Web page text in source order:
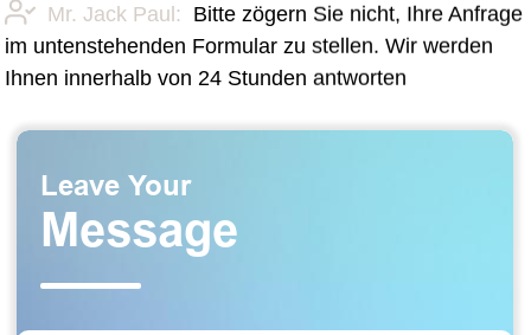
Mr. Jack Paul:
Bitte zögern Sie nicht, Ihre Anfrage
im untenstehenden Formular zu stellen. Wir werden
Ihnen innerhalb von 24 Stunden antworten